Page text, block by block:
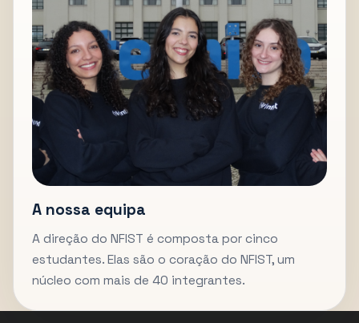
A nossa equipa
A direção do NFIST é composta por cinco
estudantes. Elas são o coração do NFIST, um
núcleo com mais de 40 integrantes.